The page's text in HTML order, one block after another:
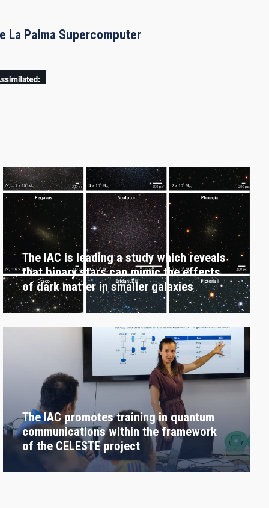
La Palma Supercomputer
The IAC is leading a study which reveals
that binary stars can mimic the effects
of dark matter in smaller galaxies
The IAC promotes training in quantum
communications within the framework
of the CELESTE project